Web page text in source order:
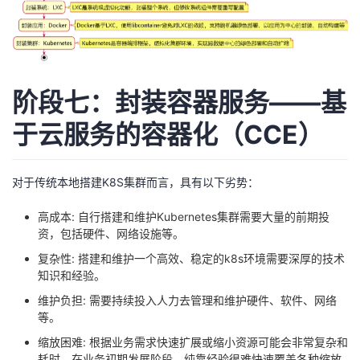
阶段七：封装容器服务——基
于云服务的容器化（CCE）
对于传统本地搭建K8S集群而言，具有以下劣势：
高成本: 自行搭建和维护Kubernetes集群需要大量的前期投
资，包括硬件、网络设施等。
复杂性: 搭建和维护一个高效、稳定的k8s环境需要深厚的技术
知识和经验。
维护负担: 需要持续投入人力去管理和维护硬件、软件、网络
等。
缩放困难: 根据业务需求快速扩展或缩小资源可能会非常复杂和